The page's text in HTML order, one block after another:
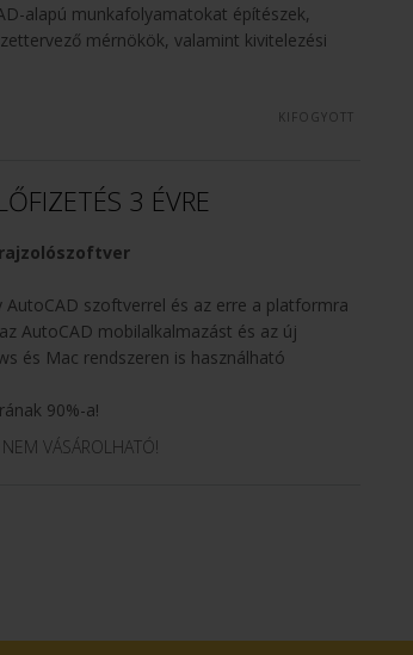
alapú munkafolyamatokat építészek,
mérnökök, valamint kivitelezési
KIFOGYOTT
3 ÉVRE
AutoCAD szoftverrel és az erre a platformra
AutoCAD mobilalkalmazást és az új
és Mac rendszeren is használható
90%-a!
VÁSÁROLHATÓ!